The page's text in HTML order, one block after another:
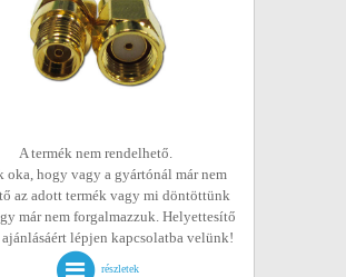
A termék nem rendelhető.
oka, hogy vagy a gyártónál már nem
az adott termék vagy mi döntöttünk
már nem forgalmazzuk. Helyettesítő
lépjen kapcsolatba velünk!
részletek